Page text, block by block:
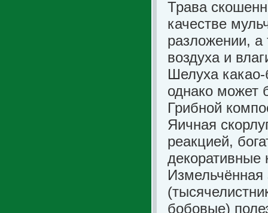
Трава
качестве
разложении, а
воздуха и
Шелуха
однако может
Грибной
Яичная
реакцией,
декоративные
Измельчённая
бобовые)